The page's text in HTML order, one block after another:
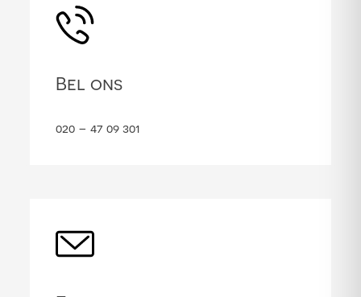
Bel ons
020 – 47 09 301